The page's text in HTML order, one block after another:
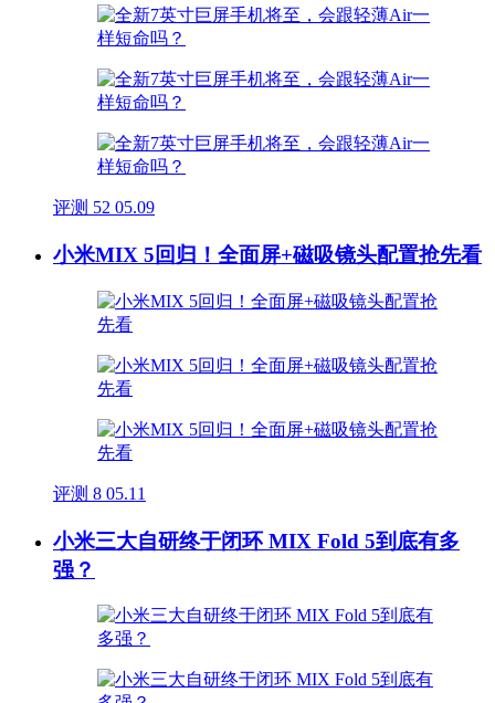
评测 52 05.09
小米MIX 5回归！全面屏+磁吸镜头配置抢先看
评测 8 05.11
小米三大自研终于闭环 MIX Fold 5到底有多
强？